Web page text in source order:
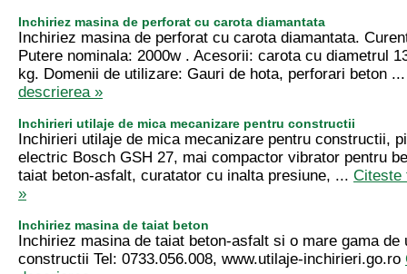
Inchiriez masina de perforat cu carota diamantata
Inchiriez masina de perforat cu carota diamantata.
Putere nominala: 2000w . Acesorii: carota cu diametrul
kg. Domenii de utilizare: Gauri de hota, perforari beton
descrierea »
Inchirieri utilaje de mica mecanizare pentru constructii
Inchirieri utilaje de mica mecanizare pentru constructii,
electric Bosch GSH 27, mai compactor vibrator pentru
taiat beton-asfalt, curatator cu inalta presiune, ... Citeste
»
Inchiriez masina de taiat beton
Inchiriez masina de taiat beton-asfalt si o mare gama de
constructii Tel: 0733.056.008, www.utilaje-inchirieri.go.ro